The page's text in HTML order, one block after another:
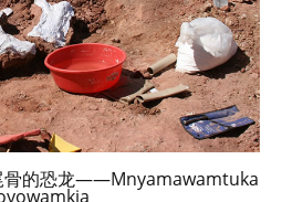
骨的恐龙——Mnyamawamtuka